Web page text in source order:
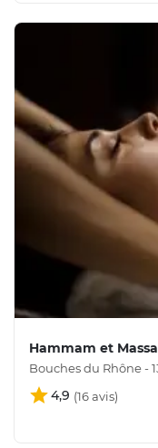
Hammam et
Bouches du Rhône -
4,9